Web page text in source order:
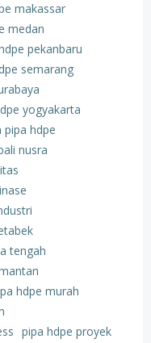
makassar
medan
pekanbaru
semarang
yogyakarta
pipa hdpe
nusra
tengah
hdpe murah
pipa hdpe proyek